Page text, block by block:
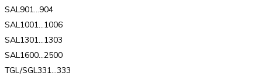
SAL901…904
SAL1001…1006
SAL1301…1303
SAL1600…2500
TGL/SGL331…333